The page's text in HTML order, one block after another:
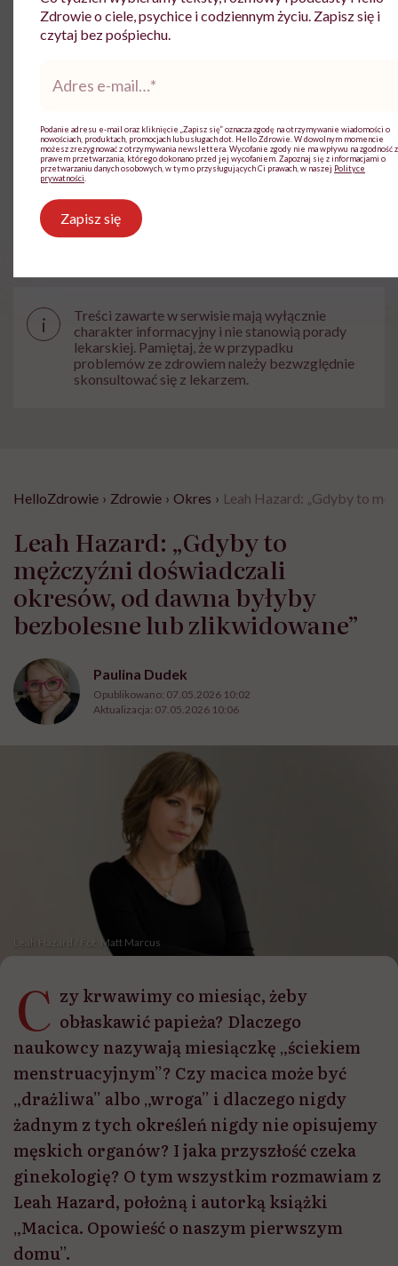
oraz zdrowym stylem życia.
Powiązane tematy:
Ciało Klatka piersiowa
i
Treści zawarte w serwisie mają wyłącznie
charakter informacyjny i nie stanowią porady
lekarskiej. Pamiętaj, że w przypadku
problemów ze zdrowiem należy bezwzględnie
skonsultować się z lekarzem.
HelloZdrowie › Zdrowie › Okres › Leah Hazard: „Gdyby to
Leah Hazard: „Gdyby to
mężczyźni doświadczali
okresów, od dawna byłyby
bezbolesne lub zlikwidowane”
Paulina Dudek
Opublikowano: 07.05.2026 10:02
Aktualizacja: 07.05.2026 10:06
Leah Hazard / Fot. Matt Marcus
C zy krwawimy co miesiąc, żeby
obłaskawić papieża? Dlaczego
naukowcy nazywają miesiączkę „ściekiem
menstruacyjnym”? Czy macica może być
„drażliwa” albo „wroga” i dlaczego nigdy
żadnym z tych określeń nigdy nie opisujemy
męskich organów? I jaka przyszłość czeka
ginekologię? O tym wszystkim rozmawiam z
Leah Hazard, położną i autorką książki
„Macica. Opowieść o naszym pierwszym
domu”.
Zdrowie o ciele, psychice i codziennym życiu. Zapisz się i
czytaj bez pośpiechu.
*
Podanie adresu e-mail oraz kliknięcie „Zapisz się” oznacza zgodę na otrzymywanie wiadomości o
nowościach, produktach, promocjach lub usługach dot. Hello Zdrowie. W dowolnym momencie
możesz zrezygnować z otrzymywania newslettera. Wycofanie zgody nie ma wpływu na zgodność z
prawem przetwarzania, którego dokonano przed jej wycofaniem. Zapoznaj się z informacjami o
przetwarzaniu danych osobowych, w tym o przysługujących Ci prawach, w naszej Polityce
prywatności
Zapisz się